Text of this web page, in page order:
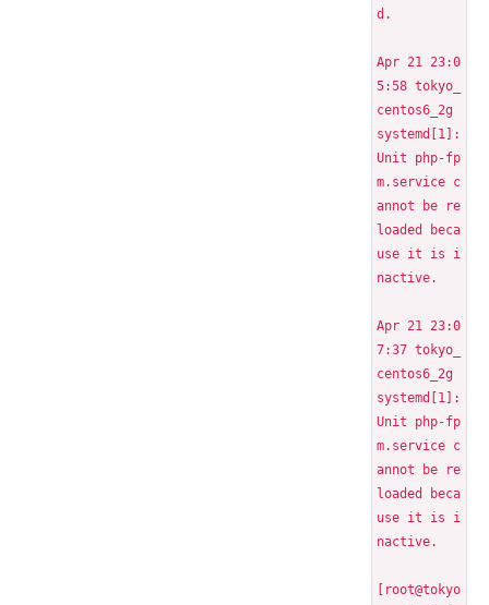
d.
Apr 21 23:0
5:58 tokyo_
centos6_2g
systemd[1]:
Unit php-fp
m.service c
annot be re
loaded beca
use it is i
nactive.
Apr 21 23:0
7:37 tokyo_
centos6_2g
systemd[1]:
Unit php-fp
m.service c
annot be re
loaded beca
use it is i
nactive.
[root@tokyo